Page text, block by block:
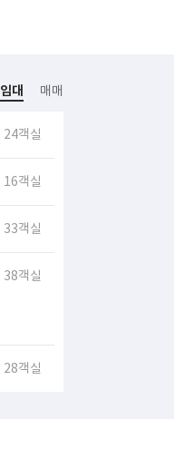
임대 매매
24객실
16객실
33객실
38객실
28객실